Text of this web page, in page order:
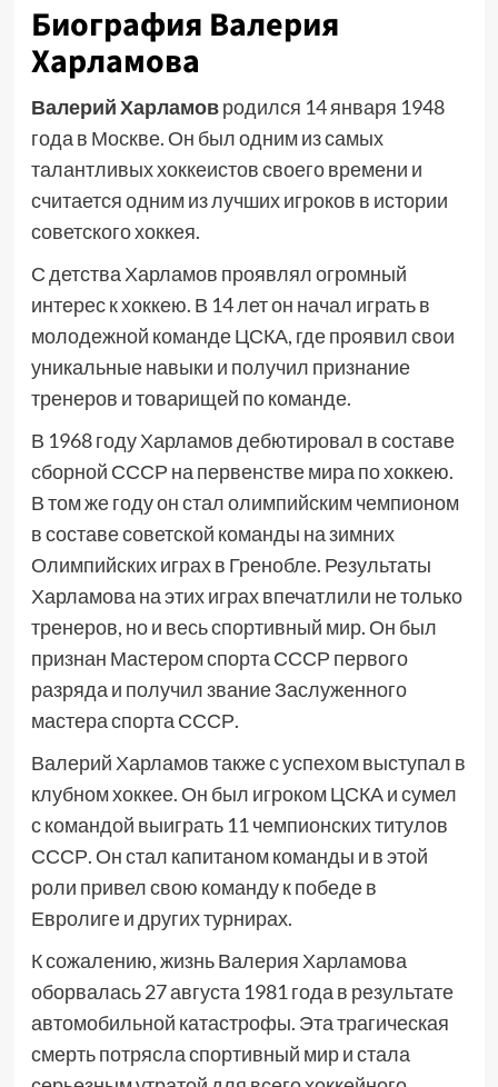
Биография Валерия
Харламова
Валерий Харламовродился 14 января 1948
года в Москве. Он был одним из самых
талантливых хоккеистов своего времени и
считается одним из лучших игроков в истории
советского хоккея.
С детства Харламов проявлял огромный
интерес к хоккею. В 14 лет он начал играть в
молодежной команде ЦСКА, где проявил свои
уникальные навыки и получил признание
тренеров и товарищей по команде.
В 1968 году Харламов дебютировал в составе
сборной СССР на первенстве мира по хоккею.
В том же году он стал олимпийским чемпионом
в составе советской команды на зимних
Олимпийских играх в Гренобле. Результаты
Харламова на этих играх впечатлили не только
тренеров, но и весь спортивный мир. Он был
признан Мастером спорта СССР первого
разряда и получил звание Заслуженного
мастера спорта СССР.
Валерий Харламов также с успехом выступал в
клубном хоккее. Он был игроком ЦСКА и сумел
с командой выиграть 11 чемпионских титулов
СССР. Он стал капитаном команды и в этой
роли привел свою команду к победе в
Евролиге и других турнирах.
К сожалению, жизнь Валерия Харламова
оборвалась 27 августа 1981 года в результате
автомобильной катастрофы. Эта трагическая
смерть потрясла спортивный мир и стала